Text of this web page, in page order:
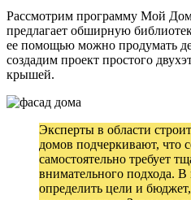
Рассмотрим программу Мой
предлагает обширную
ее помощью можно продумать
создадим проект простого
крышей.
Эксперты в области
домов подчеркивают, что
самостоятельно требует
внимательного подхода.
определить цели и